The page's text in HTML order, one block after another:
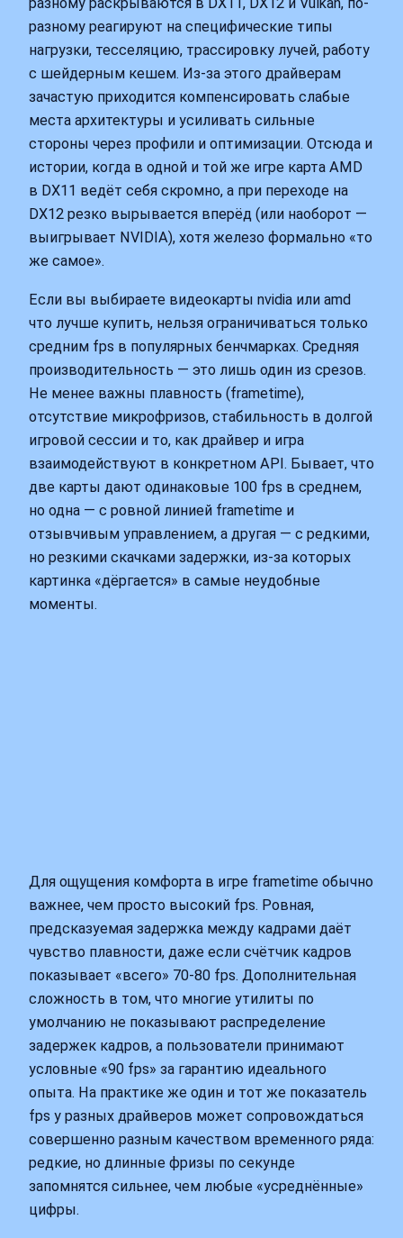
разному раскрываются в DX11, DX12 и Vulkan, по-
разному реагируют на специфические типы
нагрузки, тесселяцию, трассировку лучей, работу
с шейдерным кешем. Из-за этого драйверам
зачастую приходится компенсировать слабые
места архитектуры и усиливать сильные
стороны через профили и оптимизации. Отсюда и
истории, когда в одной и той же игре карта AMD
в DX11 ведёт себя скромно, а при переходе на
DX12 резко вырывается вперёд (или наоборот —
выигрывает NVIDIA), хотя железо формально «то
же самое».
Если вы выбираете видеокарты nvidia или amd
что лучше купить, нельзя ограничиваться только
средним fps в популярных бенчмарках. Средняя
производительность — это лишь один из срезов.
Не менее важны плавность (frametime),
отсутствие микрофризов, стабильность в долгой
игровой сессии и то, как драйвер и игра
взаимодействуют в конкретном API. Бывает, что
две карты дают одинаковые 100 fps в среднем,
но одна — с ровной линией frametime и
отзывчивым управлением, а другая — с редкими,
но резкими скачками задержки, из-за которых
картинка «дёргается» в самые неудобные
моменты.
Для ощущения комфорта в игре frametime обычно
важнее, чем просто высокий fps. Ровная,
предсказуемая задержка между кадрами даёт
чувство плавности, даже если счётчик кадров
показывает «всего» 70-80 fps. Дополнительная
сложность в том, что многие утилиты по
умолчанию не показывают распределение
задержек кадров, а пользователи принимают
условные «90 fps» за гарантию идеального
опыта. На практике же один и тот же показатель
fps у разных драйверов может сопровождаться
совершенно разным качеством временного ряда:
редкие, но длинные фризы по секунде
запомнятся сильнее, чем любые «усреднённые»
цифры.